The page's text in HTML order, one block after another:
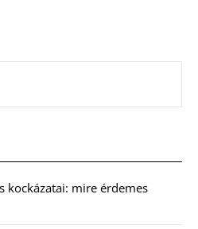
kockázatai: mire érdemes